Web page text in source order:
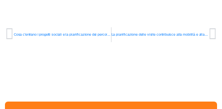
Cosa c'entrano i progetti sociali e la pianificazione dei percorsi? - gts systems La pianificazione delle visite contribuisce alla mobilità e alla partecipazione.